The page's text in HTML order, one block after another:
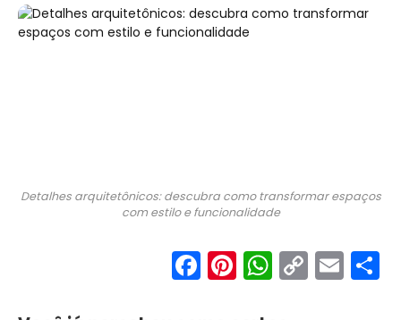
Detalhes arquitetônicos: descubra como transformar espaços
com estilo e funcionalidade
Facebook
Pinterest
Copy